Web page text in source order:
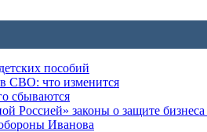
пособий
СВО: что изменится
сбываются
Россией» законы о защите бизнеса
Иванова